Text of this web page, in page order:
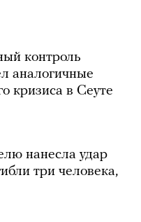
контроль
аналогичные
кризиса в Сеуте
нанесла удар
три человека,